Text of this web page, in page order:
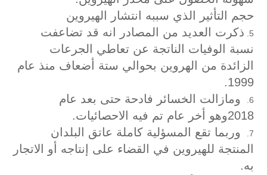
حجم التأثير الذي سببه انتشار الهيروين
ذكرت العديد من المصادر انه قد تضاعفت
نسبة الوفيات الناتجة عن تعاطي الجرعات
الزائدة من الهروين بحوالي ستة أضعاف منذ عام
1999.
ومازالت الخسائر فادحة حتى بعد عام
2018وهو أخر عام تم فيه الاحصائيات.
وربما تقع المسؤلية كاملة عاتق البلدان
المنتجة للهيروين في القضاء على إنتاجه أو الاتجار
به.